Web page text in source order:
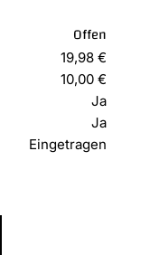
Offen
19,98 €
10,00 €
Ja
Ja
Eingetragen